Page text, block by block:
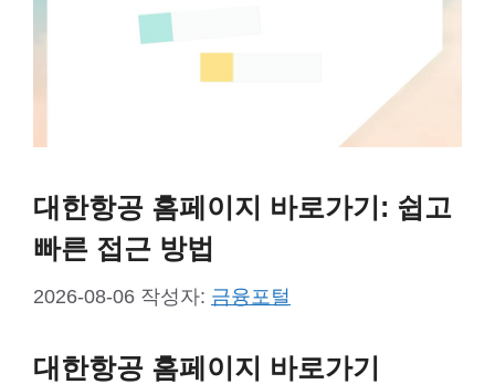
대한항공 홈페이지 바로가기: 쉽고
빠른 접근 방법
2026-08-06 작성자: 금융포털
대한항공 홈페이지 바로가기